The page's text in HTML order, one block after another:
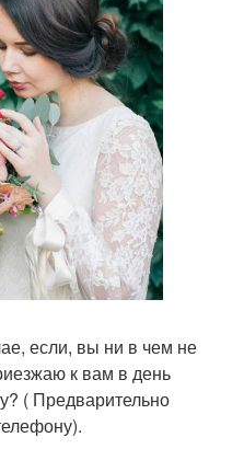
если, вы ни в чем не
к вам в день
( Предварительно